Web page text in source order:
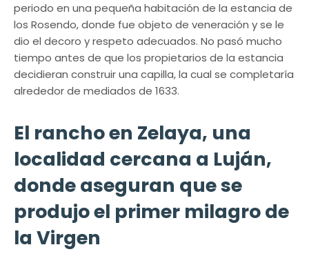
periodo en una pequeña habitación de la estancia de
los Rosendo, donde fue objeto de veneración y se le
dio el decoro y respeto adecuados. No pasó mucho
tiempo antes de que los propietarios de la estancia
decidieran construir una capilla, la cual se completaría
alrededor de mediados de 1633.
El rancho en Zelaya, una
localidad cercana a Luján,
donde aseguran que se
produjo el primer milagro de
la Virgen